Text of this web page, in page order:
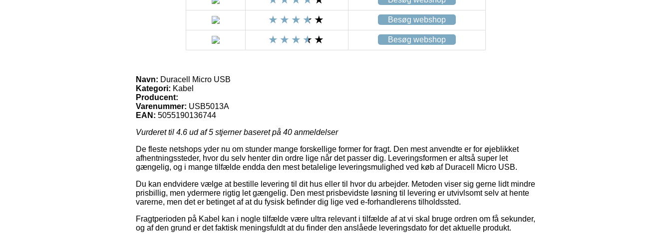
Besøg webshop
Besøg webshop
Navn: Duracell Micro USB
Kategori: Kabel
Producent:
Varenummer: USB5013A
EAN: 5055190136744
Vurderet til 4.6 ud af 5 stjerner baseret på 40 anmeldelser
De fleste netshops yder nu om stunder mange forskellige former for fragt. Den mest anvendte er for øjeblikket
afhentningssteder, hvor du selv henter din ordre lige når det passer dig. Leveringsformen er altså super let
gængelig, og i mange tilfælde endda den mest betalelige leveringsmulighed ved køb af Duracell Micro USB.
Du kan endvidere vælge at bestille levering til dit hus eller til hvor du arbejder. Metoden viser sig gerne lidt mindre
prisbillig, men ydermere rigtig let gængelig. Den mest prisbevidste løsning til levering er utvivlsomt selv at hente
varerne, men det er betinget af at du fysisk befinder dig lige ved e-forhandlerens tilholdssted.
Fragtperioden på Kabel kan i nogle tilfælde være ultra relevant i tilfælde af at vi skal bruge ordren om få sekunder,
og af den grund er det faktisk meningsfuldt at du finder den anslåede leveringsdato for det aktuelle produkt.